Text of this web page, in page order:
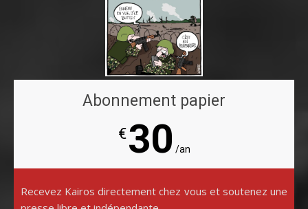
Abonnement papier
€30 /an
Recevez Kairos directement chez vous et soutenez une